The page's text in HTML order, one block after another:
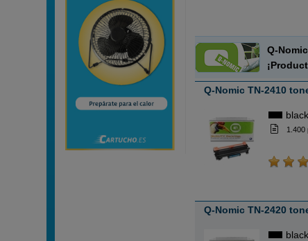
Q-
Q-Nomic TN-2410
black
1.400
Q-Nomic TN-2420
black